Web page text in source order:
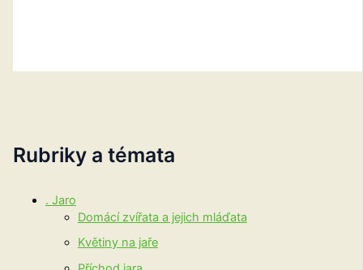
Rubriky a témata
. Jaro
Domácí zvířata a jejich mláďata
Květiny na jaře